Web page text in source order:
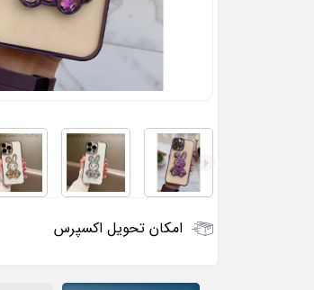
امکان تحویل اکسپرس